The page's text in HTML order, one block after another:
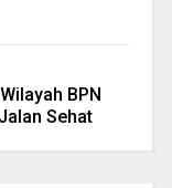
BPN
Sehat